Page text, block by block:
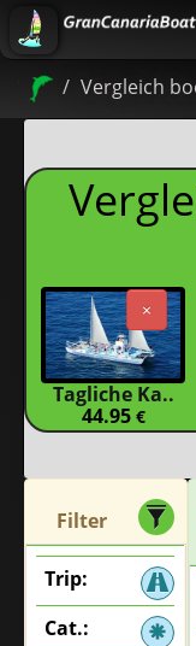
Vergleich
Tagliche Ka..
44.95 €
×
Filter
Trip:
Cat.: